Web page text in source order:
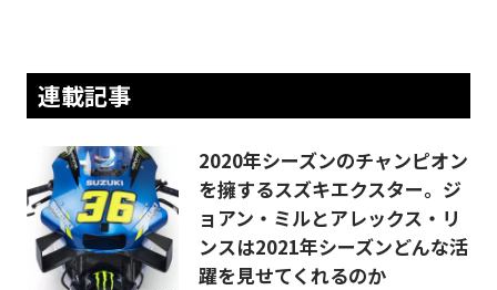
連載記事
2020年シーズンのチャンピオン
を擁するスズキエクスター。ジ
ョアン・ミルとアレックス・リ
ンスは2021年シーズンどんな活
躍を見せてくれるのか